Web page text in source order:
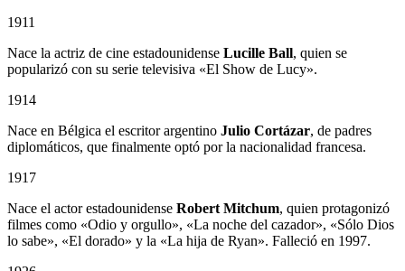
1911
Nace la actriz de cine estadounidense Lucille Ball, quien se
popularizó con su serie televisiva «El Show de Lucy».
1914
Nace en Bélgica el escritor argentino Julio Cortázar, de padres
diplomáticos, que finalmente optó por la nacionalidad francesa.
1917
Nace el actor estadounidense Robert Mitchum, quien protagonizó
filmes como «Odio y orgullo», «La noche del cazador», «Sólo Dios
lo sabe», «El dorado» y la «La hija de Ryan». Falleció en 1997.